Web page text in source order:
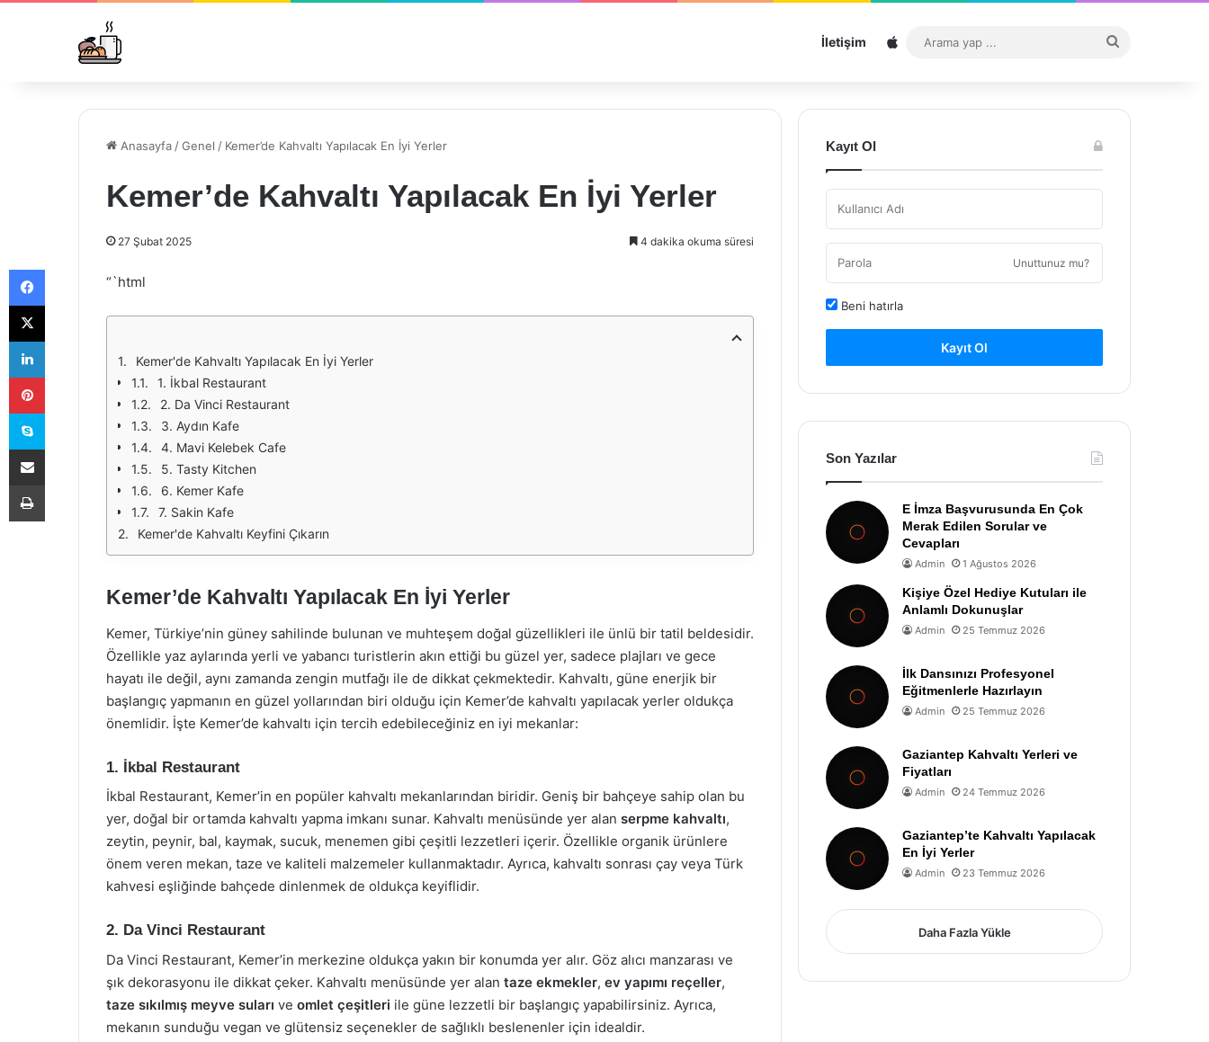
İletişim Sitemap
...
Anasayfa /Genel / Kemer’de Kahvaltı Yapılacak En İyi Yerler
Kemer’de Kahvaltı Yapılacak En İyi Yerler
27 Şubat 2025 4 dakika okuma süresi
“`html
Kemer'de Kahvaltı Yapılacak En İyi Yerler
1. İkbal Restaurant
2. Da Vinci Restaurant
3. Aydın Kafe
4. Mavi Kelebek Cafe
5. Tasty Kitchen
6. Kemer Kafe
7. Sakin Kafe
Kemer'de Kahvaltı Keyfini Çıkarın
Kemer’de Kahvaltı Yapılacak En İyi Yerler
Kemer, Türkiye’nin güney sahilinde bulunan ve muhteşem doğal güzellikleri ile ünlü bir tatil beldesidir.
Özellikle yaz aylarında yerli ve yabancı turistlerin akın ettiği bu güzel yer, sadece plajları ve gece
hayatı ile değil, aynı zamanda zengin mutfağı ile de dikkat çekmektedir. Kahvaltı, güne enerjik bir
başlangıç yapmanın en güzel yollarından biri olduğu için Kemer’de kahvaltı yapılacak yerler oldukça
önemlidir. İşte Kemer’de kahvaltı için tercih edebileceğiniz en iyi mekanlar:
1. İkbal Restaurant
İkbal Restaurant, Kemer’in en popüler kahvaltı mekanlarından biridir. Geniş bir bahçeye sahip olan bu
yer, doğal bir ortamda kahvaltı yapma imkanı sunar. Kahvaltı menüsünde yer alan serpme kahvaltı,
zeytin, peynir, bal, kaymak, sucuk, menemen gibi çeşitli lezzetleri içerir. Özellikle organik ürünlere
önem veren mekan, taze ve kaliteli malzemeler kullanmaktadır. Ayrıca, kahvaltı sonrası çay veya Türk
kahvesi eşliğinde bahçede dinlenmek de oldukça keyiflidir.
2. Da Vinci Restaurant
Da Vinci Restaurant, Kemer’in merkezine oldukça yakın bir konumda yer alır. Göz alıcı manzarası ve
şık dekorasyonu ile dikkat çeker. Kahvaltı menüsünde yer alan taze ekmekler, ev yapımı reçeller,
taze sıkılmış meyve suları ve omlet çeşitleri ile güne lezzetli bir başlangıç yapabilirsiniz. Ayrıca,
mekanın sunduğu vegan ve glütensiz seçenekler de sağlıklı beslenenler için idealdir.
Kayıt Ol
Unuttunuz mu?
Beni hatırla
Kayıt Ol
Son Yazılar
E İmza Başvurusunda En Çok
Merak Edilen Sorular ve
Cevapları
Admin 1 Ağustos 2026
Kişiye Özel Hediye Kutuları ile
Anlamlı Dokunuşlar
Admin 25 Temmuz 2026
İlk Dansınızı Profesyonel
Eğitmenlerle Hazırlayın
Admin 25 Temmuz 2026
Gaziantep Kahvaltı Yerleri ve
Fiyatları
Admin 24 Temmuz 2026
Gaziantep’te Kahvaltı Yapılacak
En İyi Yerler
Admin 23 Temmuz 2026
Daha Fazla Yükle
Facebook
X
LinkedIn
Pinterest
Skype
E-Posta ile paylaş